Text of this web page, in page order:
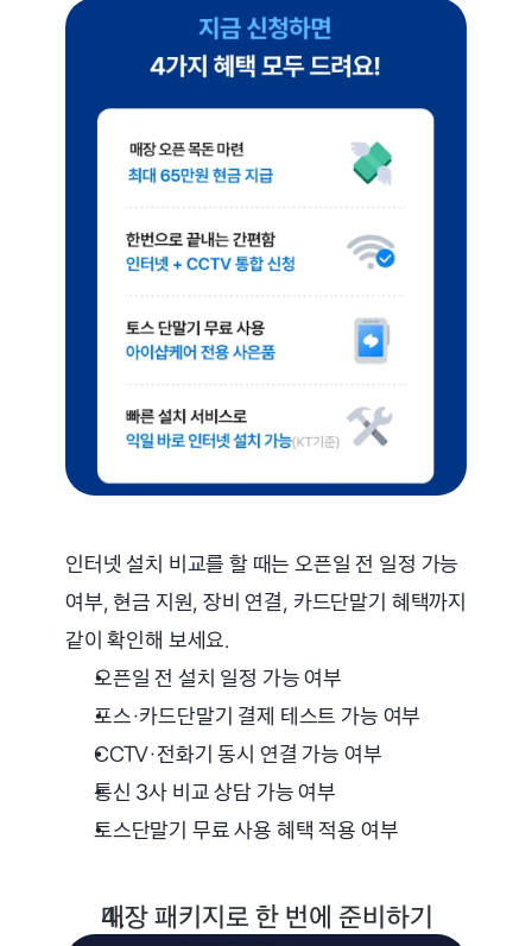
인터넷 설치 비교를 할 때는 오픈일 전 일정 가능
여부, 현금 지원, 장비 연결, 카드단말기 혜택까지
같이 확인해 보세요.
오픈일 전 설치 일정 가능 여부
포스·카드단말기 결제 테스트 가능 여부
CCTV·전화기 동시 연결 가능 여부
통신 3사 비교 상담 가능 여부
토스단말기 무료 사용 혜택 적용 여부
매장 패키지로 한 번에 준비하기